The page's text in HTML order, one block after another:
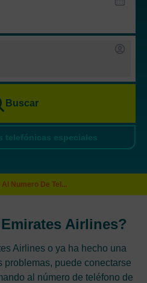
Buscar
telefónicas especiales
Al Numero De Tel...
Airlines?
Airlines o ya ha hecho una
problemas, puede conectarse
al número de teléfono de